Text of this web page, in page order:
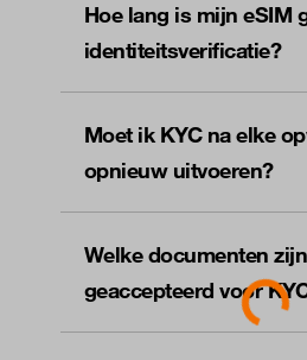
Hoe lang is mijn eSIM
identiteitsverificatie?
Moet ik KYC na elke
opnieuw uitvoeren?
Welke documenten zijn
geaccepteerd voor
Loading...